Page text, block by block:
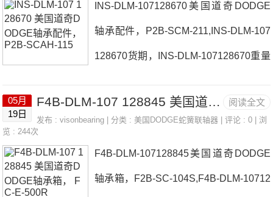
B-DLU-30M126603价格P2B-E-300RF2
B-SCEZ-20M-SHSS日本EASE轴承P2B
-DLU-30M126603参数P2B-DLU-30M12
销型号推荐：P2B-DLU-30M126603，S
INS-DLM-107128670美国道奇DODGE
轴承配件，P2B-SCM-211,INS-DLM-107
128670货期，INS-DLM-107128670重量
LM-107128670厂家LF-SC-100-NLP2B-
7128670价格17Q40L56522TT100日本E
ASE轴承INS-DLM-107128670参数INS-
阅读全文
05月
19日
F4B-DLM-107 128845 美国道奇DODGE轴承箱， FC-E-500R
发布 :visonbearing | 分类 :美国DODGE蛇簧联轴器 | 评论 : 0 | 浏
览 : 244次
F4B-DLM-107128845美国道奇DODGE
轴承箱，F2B-SC-104S,F4B-DLM-10712